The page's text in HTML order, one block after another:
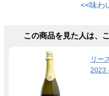
<<味わ
この商品を見た人は、
リー
2023